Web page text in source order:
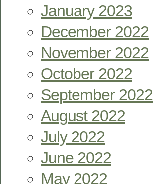
January 2023
December 2022
November 2022
October 2022
September 2022
August 2022
July 2022
June 2022
May 2022